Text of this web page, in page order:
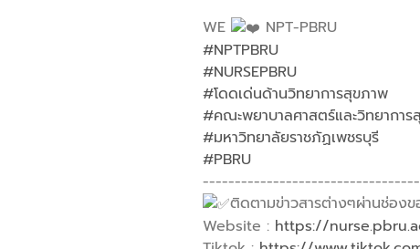
WE
NPT-PBRU
#NPTPBRU
#NURSEPBRU
#โดดเด่นด้านวิทยาการสุขภาพ
#คณะพยาบาลศาสตร์และวิทยากา
#มหาวิทยาลัยราชภัฏเพชรบุรี
#PBRU
ติดตามข่าวสารต่างๆผ่านช่อง
Website : https://